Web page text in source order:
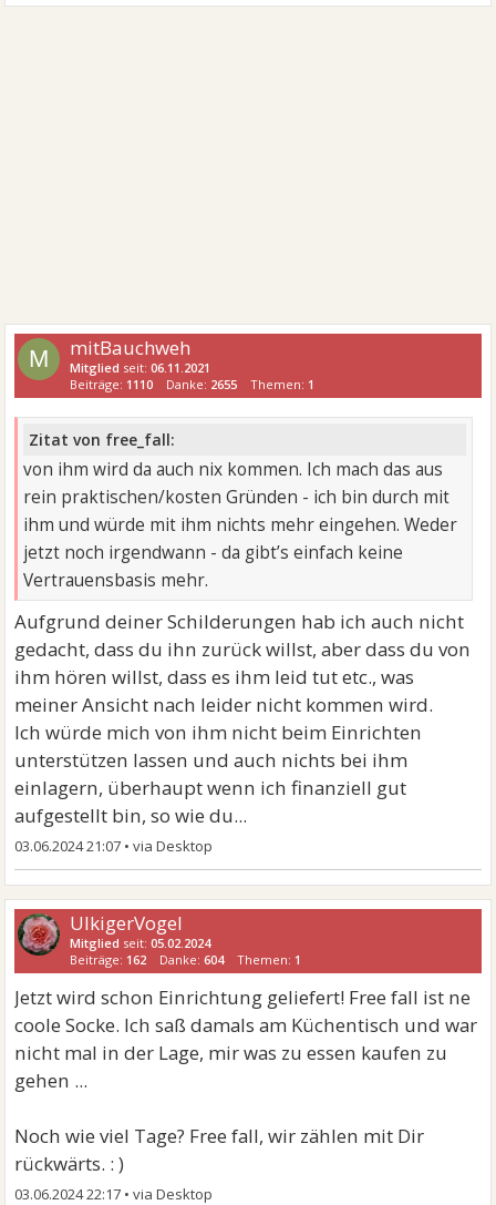
M mitBauchweh
Mitglied seit:06.11.2021
Beiträge: 1110 Danke: 2655 Themen: 1
Zitat von free_fall:
von ihm wird da auch nix kommen. Ich mach das aus
rein praktischen/kosten Gründen - ich bin durch mit
ihm und würde mit ihm nichts mehr eingehen. Weder
jetzt noch irgendwann - da gibt’s einfach keine
Vertrauensbasis mehr.
Aufgrund deiner Schilderungen hab ich auch nicht
gedacht, dass du ihn zurück willst, aber dass du von
ihm hören willst, dass es ihm leid tut etc., was
meiner Ansicht nach leider nicht kommen wird.
Ich würde mich von ihm nicht beim Einrichten
unterstützen lassen und auch nichts bei ihm
einlagern, überhaupt wenn ich finanziell gut
aufgestellt bin, so wie du...
03.06.2024 21:07 •
UlkigerVogel
Mitglied seit:05.02.2024
Beiträge: 162 Danke:604 Themen: 1
Jetzt wird schon Einrichtung geliefert! Free fall ist ne
coole Socke. Ich saß damals am Küchentisch und war
nicht mal in der Lage, mir was zu essen kaufen zu
gehen ...
Noch wie viel Tage? Free fall, wir zählen mit Dir
rückwärts. : )
03.06.2024 22:17 •